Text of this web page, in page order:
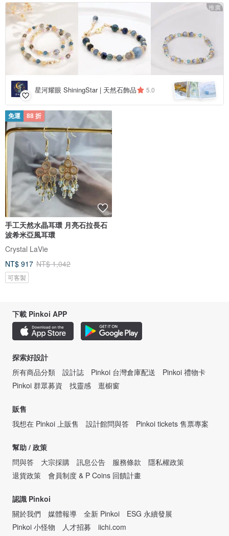
推廣
星河耀眼 ShiningStar | 天然石飾品 5.0
免運 88 折
手工天然水晶耳環 月亮石拉長石
波希米亞風耳環
Crystal LaVie
NT$ 917 NT$ 1,042
可客製
下載 Pinkoi APP
探索好設計
所有商品分類
設計誌 Pinkoi 台灣倉庫配送
Pinkoi 禮物卡
Pinkoi 群眾募資
找靈感 逛櫥窗
販售
我想在 Pinkoi 上販售
設計館問與答 Pinkoi tickets 售票專案
幫助 / 政策
問與答
大宗採購 訊息公告 服務條款
隱私權政策
退貨政策
會員制度 & P Coins 回饋計畫
認識 Pinkoi
關於我們
媒體報導 全新 Pinkoi
ESG 永續發展
Pinkoi 小怪物
人才招募 iichi.com